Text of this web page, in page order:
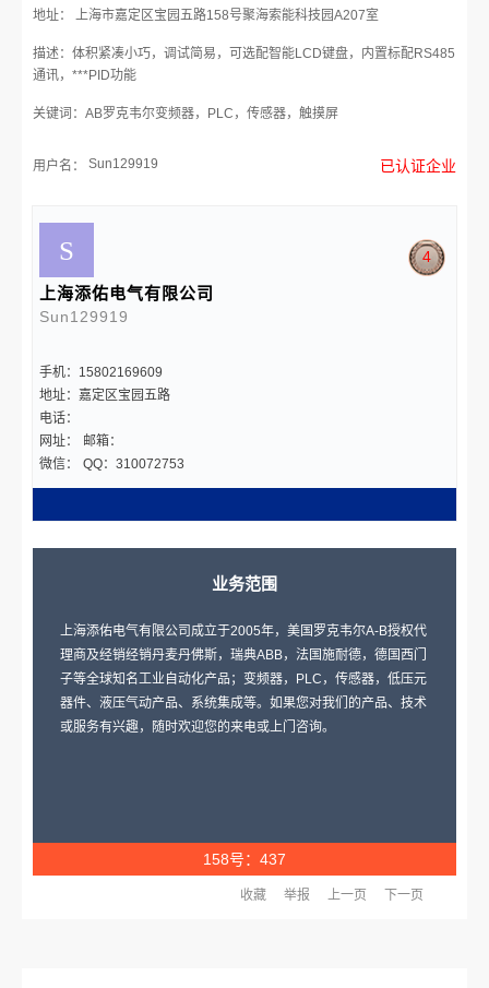
地址： 上海市嘉定区宝园五路158号聚海索能科技园A207室
描述：体积紧凑小巧，调试简易，可选配智能LCD键盘，内置标配RS485
通讯，***PID功能
关键词：AB罗克韦尔变频器，PLC，传感器，触摸屏
用户名： Sun129919 已认证企业
上海添佑电气有限公司
Sun129919
4
手机：15802169609
地址：嘉定区宝园五路
电话：
网址：
邮箱：
微信：
QQ：310072753
业务范围
上海添佑电气有限公司成立于2005年，美国罗克韦尔A-B授权代
理商及经销经销丹麦丹佛斯，瑞典ABB，法国施耐德，德国西门
子等全球知名工业自动化产品；变频器，PLC，传感器，低压元
器件、液压气动产品、系统集成等。如果您对我们的产品、技术
或服务有兴趣，随时欢迎您的来电或上门咨询。
158号：437
收藏 举报 上一页 下一页